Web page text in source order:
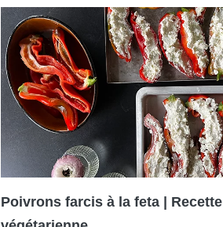
Poivrons farcis à la feta | Recette